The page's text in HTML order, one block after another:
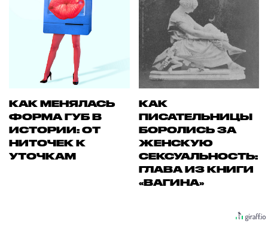
КАК МЕНЯЛАСЬ
ФОРМА ГУБ В
ИСТОРИИ: ОТ
НИТОЧЕК К
УТОЧКАМ
КАК
ПИСАТЕЛЬНИЦЫ
БОРОЛИСЬ ЗА
ЖЕНСКУЮ
СЕКСУАЛЬНОСТЬ:
ГЛАВА ИЗ КНИГИ
«ВАГИНА»